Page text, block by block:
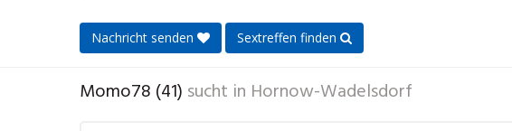
Nachricht senden Sextreffen finden
Momo78 (41) sucht in Hornow-Wadelsdorf